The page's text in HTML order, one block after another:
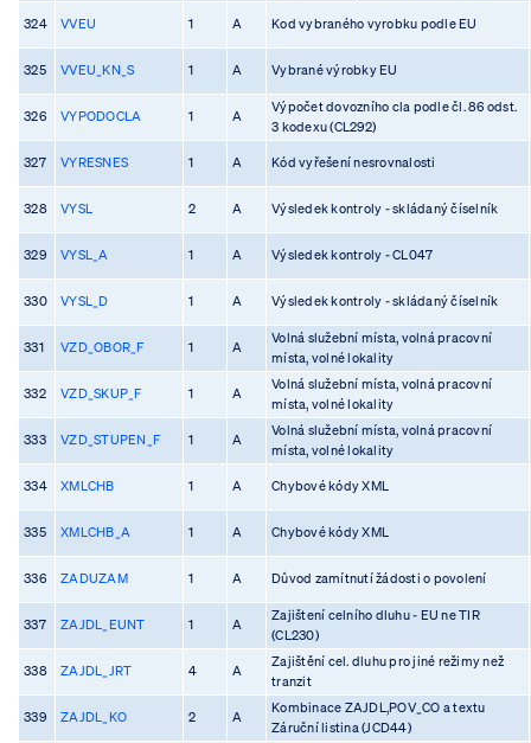
324 VVEU 1 A Kod vybraného vyrobku podle EU
325 VVEU_KN_S 1 A Vybrané výrobky EU
326 VYPODOCLA 1 A
Výpočet dovozního cla podle čl. 86 odst.
3 kodexu (CL292)
327 VYRESNES 1 A Kód vyřešení nesrovnalosti
328 VYSL 2 A Výsledek kontroly - skládaný číselník
329 VYSL_A 1 A Výsledek kontroly - CL047
330 VYSL_D 1 A Výsledek kontroly - skládaný číselník
331 VZD_OBOR_F 1 A
Volná služební místa, volná pracovní
místa, volné lokality
332 VZD_SKUP_F 1 A
Volná služební místa, volná pracovní
místa, volné lokality
333 VZD_STUPEN_F 1 A
Volná služební místa, volná pracovní
místa, volné lokality
334 XMLCHB 1 A Chybové kódy XML
335 XMLCHB_A 1 A Chybové kódy XML
336 ZADUZAM 1 A Důvod zamítnutí žádosti o povolení
337 ZAJDL_EUNT 1 A
Zajištení celního dluhu - EU ne TIR
(CL230)
338 ZAJDL_JRT 4 A
Zajištění cel. dluhu pro jiné režimy než
tranzit
339 ZAJDL_KO 2 A
Kombinace ZAJDL,POV_CO a textu
Záruční listina (JCD44)